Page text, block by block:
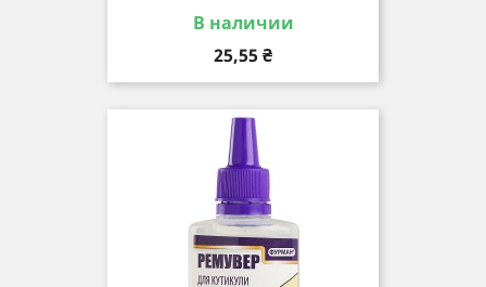
В наличии
Цена
25,55 ₴